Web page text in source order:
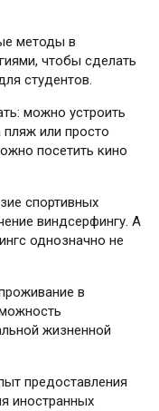
методы в
чтобы сделать
студентов.
можно устроить
или просто
посетить кино
спортивных
виндсерфингу. А
однозначно не
в
жизненной
предоставления
иностранных